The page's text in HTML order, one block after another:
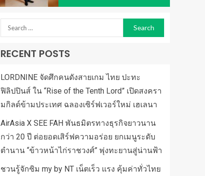
RECENT POSTS
LORDNINE จัดศึกคนดังสายเกม ไทย ปะทะ
ฟิลิปปินส์ ใน “Rise of the Tenth Lord” เปิดสงครา
มกิลด์ข้ามประเทศ ฉลองเซิร์ฟเวอร์ใหม่ เฮเลนา
AirAsia X SEE FAH พันธมิตรทางธุรกิจยาวนาน
กว่า 20 ปี ต่อยอดเสิร์ฟความอร่อย ยกเมนูระดับ
ตำนาน “ข้าวหน้าไก่ราชวงศ์” พุ่งทะยานสู่น่านฟ้า
ชวนรู้จักซิม my by NT เน็ตเร็ว แรง คุ้มค่าทั่วไทย